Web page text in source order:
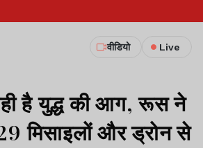
वीडियो Live
है युद्ध की आग, रूस ने
मिसाइलों और ड्रोन से